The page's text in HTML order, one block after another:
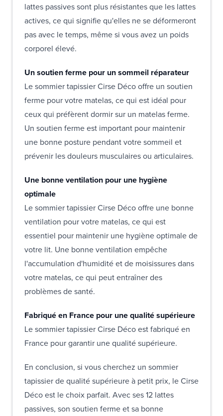
lattes passives sont plus résistantes que les lattes
actives, ce qui signifie qu'elles ne se déformeront
pas avec le temps, même si vous avez un poids
corporel élevé.
Un soutien ferme pour un sommeil réparateur
Le sommier tapissier Cirse Déco offre un soutien
ferme pour votre matelas, ce qui est idéal pour
ceux qui préfèrent dormir sur un matelas ferme.
Un soutien ferme est important pour maintenir
une bonne posture pendant votre sommeil et
prévenir les douleurs musculaires ou articulaires.
Une bonne ventilation pour une hygiène
optimale
Le sommier tapissier Cirse Déco offre une bonne
ventilation pour votre matelas, ce qui est
essentiel pour maintenir une hygiène optimale de
votre lit. Une bonne ventilation empêche
l'accumulation d'humidité et de moisissures dans
votre matelas, ce qui peut entraîner des
problèmes de santé.
Fabriqué en France pour une qualité supérieure
Le sommier tapissier Cirse Déco est fabriqué en
France pour garantir une qualité supérieure.
En conclusion, si vous cherchez un sommier
tapissier de qualité supérieure à petit prix, le Cirse
Déco est le choix parfait. Avec ses 12 lattes
passives, son soutien ferme et sa bonne